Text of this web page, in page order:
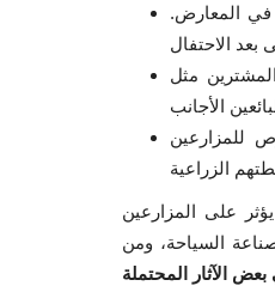
في المعارض.
مثل
للمزارعين
على المزارعين
السياحة، ومن
الآثار المحتملة